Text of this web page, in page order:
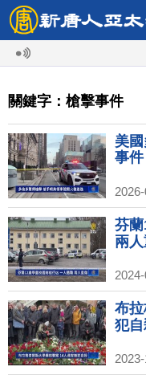
關鍵字：槍擊事件
美
事件
芬
兩
布
犯